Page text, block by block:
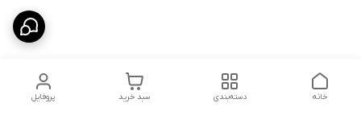
پروفایل سبد خرید دسته‌بندی خانه